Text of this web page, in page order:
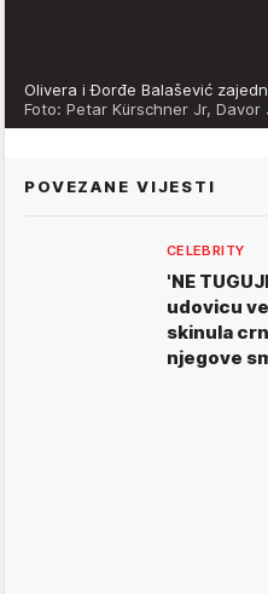
Olivera i Đorđe Balašević
Foto: Petar Kürschner Jr, Davor
POVEZANE VIJESTI
CELEBRITY
'NE
udovicu
skinula
njegove